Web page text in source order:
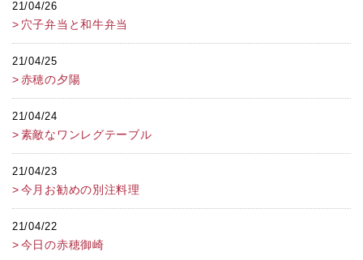
21/04/26
穴子弁当と和牛弁当
21/04/25
赤穂の夕陽
21/04/24
素敵なワンレグテーブル
21/04/23
今月お勧めの別注料理
21/04/22
今日の赤穂御崎